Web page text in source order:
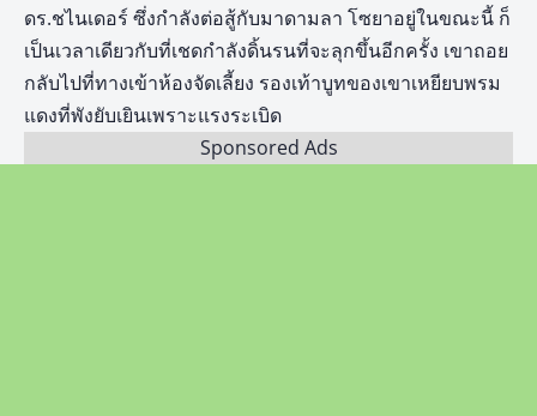
ดร.ชไนเดอร์ ซึ่งกำลังต่อสู้กับมาดามลา โซยาอยู่ในขณะนี้ ก็
เป็นเวลาเดียวกับที่เชดกำลังดิ้นรนที่จะลุกขึ้นอีกครั้ง เขาถอย
กลับไปที่ทางเข้าห้องจัดเลี้ยง รองเท้าบูทของเขาเหยียบพรม
แดงที่พังยับเยินเพราะแรงระเบิด
Sponsored Ads